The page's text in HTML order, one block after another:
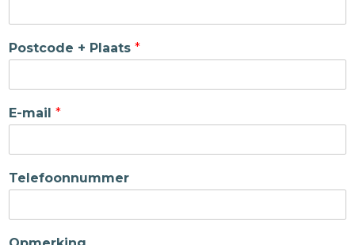
Postcode + Plaats *
E-mail *
Telefoonnummer